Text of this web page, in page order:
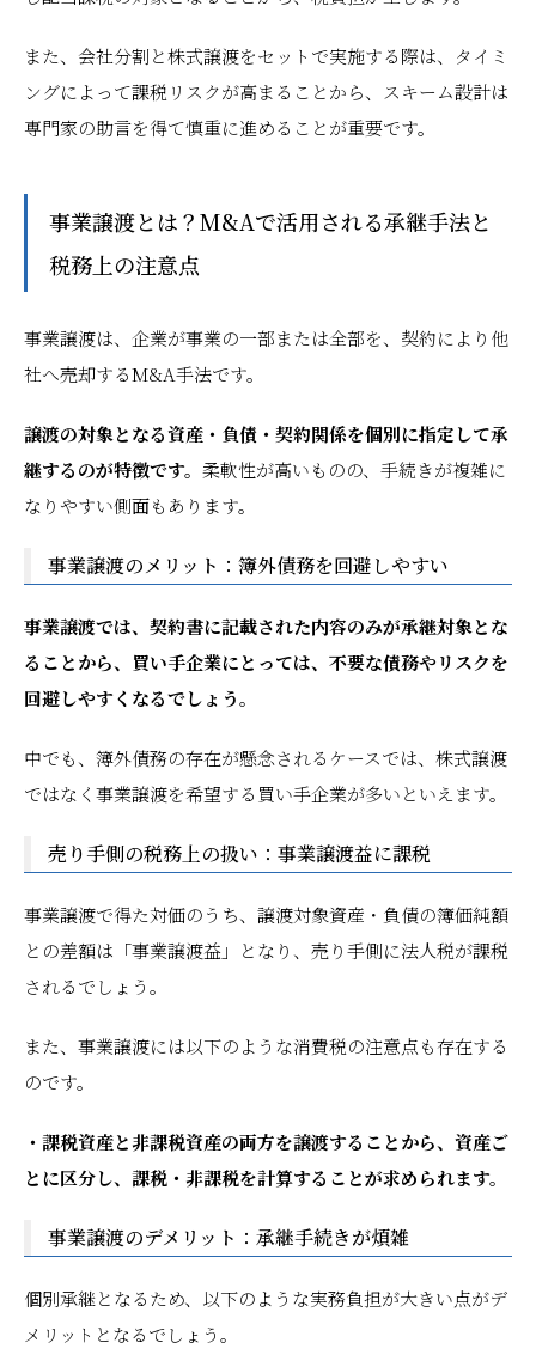
また、会社分割と株式譲渡をセットで実施する際は、タイミ
ングによって課税リスクが高まることから、スキーム設計は
専門家の助言を得て慎重に進めることが重要です。
事業譲渡とは？M&Aで活用される承継手法と
税務上の注意点
事業譲渡は、企業が事業の一部または全部を、契約により他
社へ売却するM&A手法です。
譲渡の対象となる資産・負債・契約関係を個別に指定して承
継するのが特徴です。 柔軟性が高いものの、手続きが複雑に
なりやすい側面もあります。
事業譲渡のメリット：簿外債務を回避しやすい
事業譲渡では、契約書に記載された内容のみが承継対象とな
ることから、買い手企業にとっては、不要な債務やリスクを
回避しやすくなるでしょう。
中でも、簿外債務の存在が懸念されるケースでは、株式譲渡
ではなく事業譲渡を希望する買い手企業が多いといえます。
売り手側の税務上の扱い：事業譲渡益に課税
事業譲渡で得た対価のうち、譲渡対象資産・負債の簿価純額
との差額は「事業譲渡益」となり、売り手側に法人税が課税
されるでしょう。
また、事業譲渡には以下のような消費税の注意点も存在する
のです。
・課税資産と非課税資産の両方を譲渡することから、資産ご
とに区分し、課税・非課税を計算することが求められます。
事業譲渡のデメリット：承継手続きが煩雑
個別承継となるため、以下のような実務負担が大きい点がデ
メリットとなるでしょう。